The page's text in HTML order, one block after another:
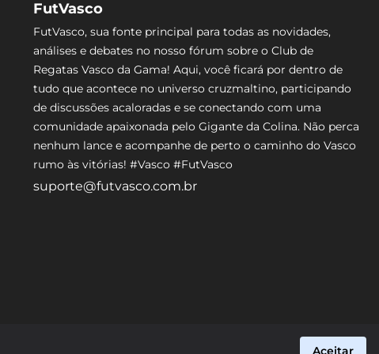
FutVasco
FutVasco, sua fonte principal para todas as novidades,
análises e debates no nosso fórum sobre o Club de
Regatas Vasco da Gama! Aqui, você ficará por dentro de
tudo que acontece no universo cruzmaltino, participando
de discussões acaloradas e se conectando com uma
comunidade apaixonada pelo Gigante da Colina. Não perca
nenhum lance e acompanhe de perto o caminho do Vasco
rumo às vitórias! #Vasco #FutVasco
suporte@futvasco.com.br
Aceitar